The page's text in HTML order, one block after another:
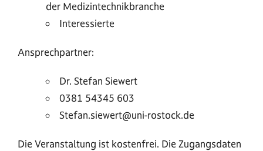
der Medizintechnikbranche
Interessierte
Ansprechpartner:
Dr. Stefan Siewert
0381 54345 603
Stefan.siewert@uni-rostock.de
Die Veranstaltung ist kostenfrei. Die Zugangsdaten